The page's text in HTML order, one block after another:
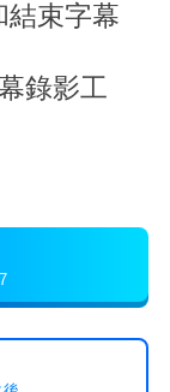
結束字幕
錄影工